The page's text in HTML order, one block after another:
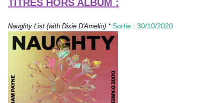
TITRES HORS ALBUM :
Naughty List (with Dixie D'Amelio) * Sortie : 30/10/2020